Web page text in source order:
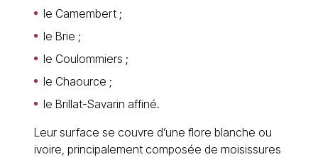
le Camembert ;
le Brie ;
le Coulommiers ;
le Chaource ;
le Brillat-Savarin affiné.
Leur surface se couvre d’une flore blanche ou
ivoire, principalement composée de moisissures